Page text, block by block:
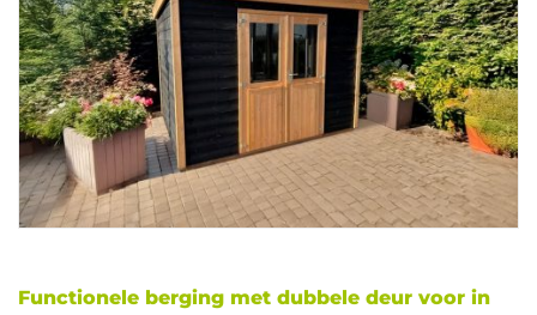
Functionele berging met dubbele deur voor in